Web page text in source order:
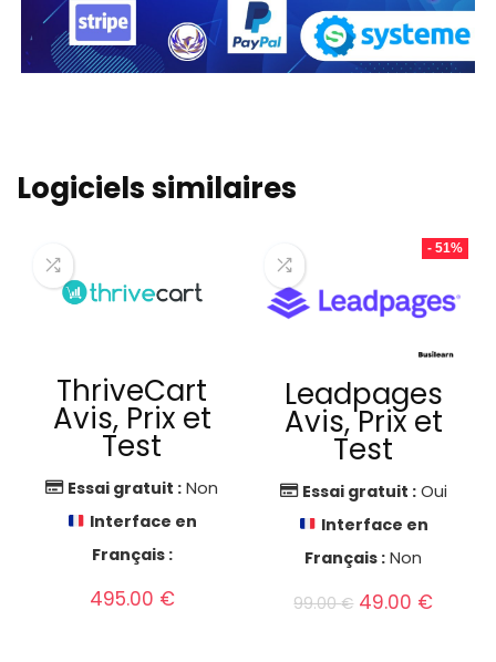
Logiciels similaires
ThriveCart
Avis, Prix et
Test
Essai gratuit : Non
Interface en
Français :
495.00 €
- 51%
Leadpages
Avis, Prix et
Test
Essai gratuit : Oui
Interface en
Français : Non
99.00€ Le
49.00 €Le